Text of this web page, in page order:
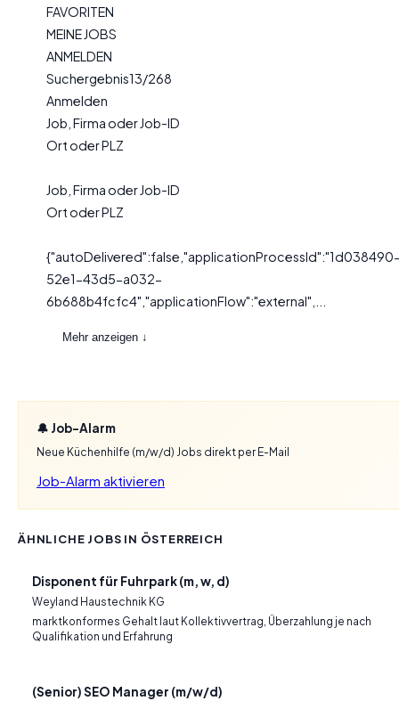
FAVORITEN
MEINE JOBS
ANMELDEN
Suchergebnis13/268
Anmelden
Job, Firma oder Job-ID
Ort oder PLZ
Job, Firma oder Job-ID
Ort oder PLZ
52e1-43d5-a032-
6b688b4fcfc4","applicationFlow":"external",...
Mehr anzeigen ↓
🔔 Job-Alarm
Neue Küchenhilfe (m/w/d) Jobs direkt per E-Mail
Job-Alarm aktivieren
ÄHNLICHE JOBS IN ÖSTERREICH
Disponent für Fuhrpark (m, w, d)
Weyland Haustechnik KG
marktkonformes Gehalt laut Kollektivvertrag, Überzahlung je nach
Qualifikation und Erfahrung
(Senior) SEO Manager (m/w/d)